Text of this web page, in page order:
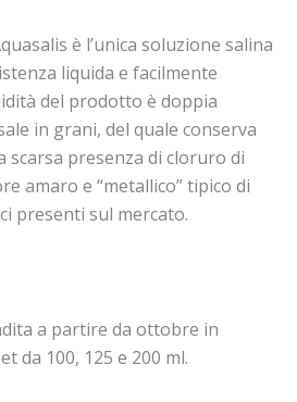
è l’unica soluzione salina
liquida e facilmente
del prodotto è doppia
in grani, del quale conserva
scarsa presenza di cloruro di
amaro e “metallico” tipico di
presenti sul mercato.
a partire da ottobre in
da 100, 125 e 200 ml.